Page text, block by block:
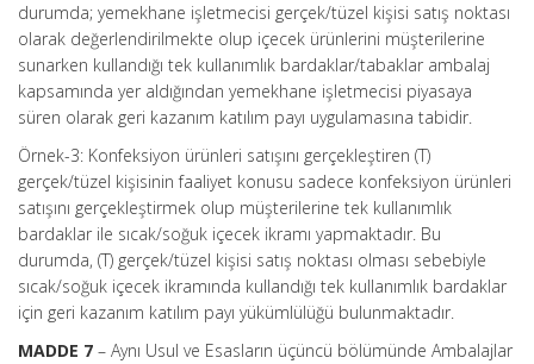
durumda; yemekhane işletmecisi gerçek/tüzel kişisi satış noktası
olarak değerlendirilmekte olup içecek ürünlerini müşterilerine
sunarken kullandığı tek kullanımlık bardaklar/tabaklar ambalaj
kapsamında yer aldığından yemekhane işletmecisi piyasaya
süren olarak geri kazanım katılım payı uygulamasına tabidir.
Örnek-3: Konfeksiyon ürünleri satışını gerçekleştiren (T)
gerçek/tüzel kişisinin faaliyet konusu sadece konfeksiyon ürünleri
satışını gerçekleştirmek olup müşterilerine tek kullanımlık
bardaklar ile sıcak/soğuk içecek ikramı yapmaktadır. Bu
durumda, (T) gerçek/tüzel kişisi satış noktası olması sebebiyle
sıcak/soğuk içecek ikramında kullandığı tek kullanımlık bardaklar
için geri kazanım katılım payı yükümlülüğü bulunmaktadır.
MADDE 7 – Aynı Usul ve Esasların üçüncü bölümünde Ambalajlar